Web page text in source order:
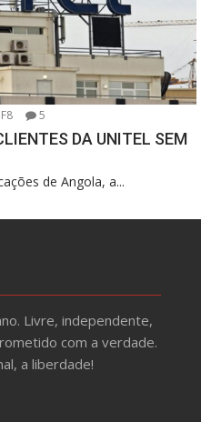
5
DA UNITEL SEM
de Angola, a...
Livre, independente,
com a verdade.
a liberdade!